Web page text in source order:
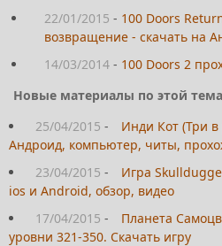
22/01/2015 - 100 Doors
возвращение - скачать на
14/03/2014 - 100 Doors 2
Новые материалы по этой
25/04/2015 -
Инди Кот (Три в
Андроид, компьютер, читы,
23/04/2015 -
Игра
ios и Android, обзор, видео
17/04/2015 -
Планета
уровни 321-350. Скачать игру